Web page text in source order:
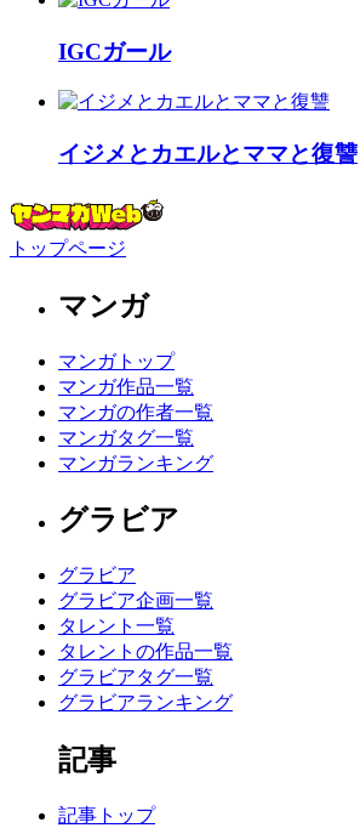
IGCガール
イジメとカエルとママと復讐
トップページ
マンガ
マンガトップ
マンガ作品一覧
マンガの作者一覧
マンガタグ一覧
マンガランキング
グラビア
グラビア
グラビア企画一覧
タレント一覧
タレントの作品一覧
グラビアタグ一覧
グラビアランキング
記事
記事トップ